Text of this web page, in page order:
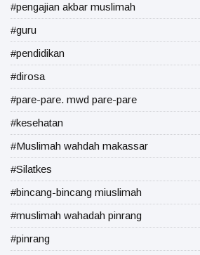
#pengajian akbar muslimah
#guru
#pendidikan
#dirosa
#pare-pare. mwd pare-pare
#kesehatan
#Muslimah wahdah makassar
#Silatkes
#bincang-bincang miuslimah
#muslimah wahadah pinrang
#pinrang